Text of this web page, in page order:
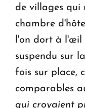
de villages qui
chambre
l'on dort à l'œil
suspendu sur
fois sur place,
comparables
qui croyaient